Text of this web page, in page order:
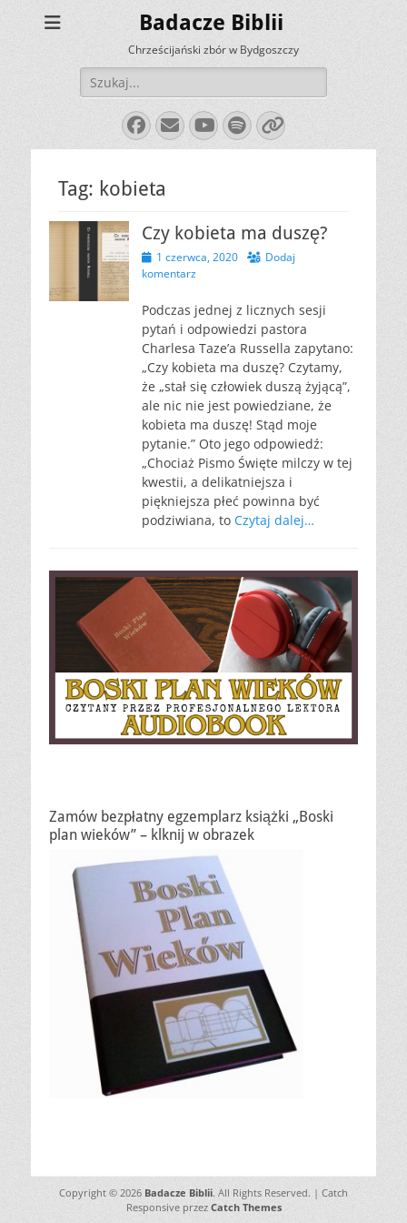
Badacze Biblii
Chrześcijański zbór w Bydgoszczy
Szukaj:
Facebook
E-
mail
YouTube
Spotify
Link
Tag: kobieta
Czy kobieta ma duszę?
Opublikowano
1 czerwca, 2020
Dodaj
komentarz
Podczas jednej z licznych sesji
pytań i odpowiedzi pastora
Charlesa Taze’a Russella zapytano:
„Czy kobieta ma duszę? Czytamy,
że „stał się człowiek duszą żyjącą”,
ale nic nie jest powiedziane, że
kobieta ma duszę! Stąd moje
pytanie.” Oto jego odpowiedź:
„Chociaż Pismo Święte milczy w tej
kwestii, a delikatniejsza i
piękniejsza płeć powinna być
podziwiana, to Czytaj dalej…
Zamów bezpłatny egzemplarz książki „Boski
plan wieków” – klknij w obrazek
Copyright © 2026 Badacze Biblii. All Rights Reserved. | Catch
Responsive przez Catch Themes